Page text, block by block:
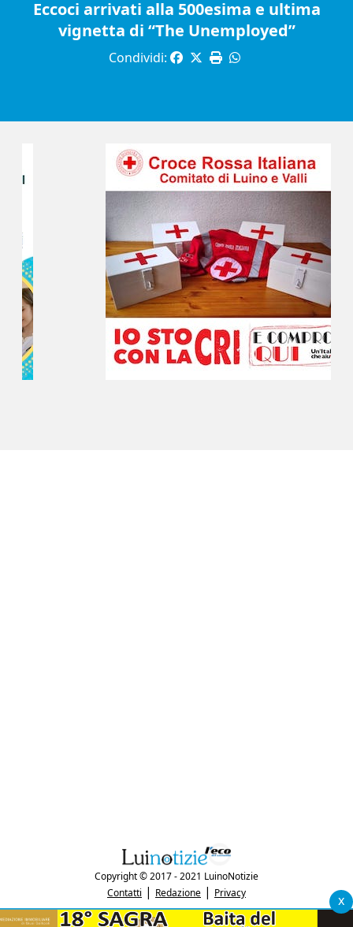
Eccoci arrivati alla 500esima e ultima
vignetta di “The Unemployed”
Condividi:
x
Copyright © 2017 - 2021 LuinoNotizie
Contatti | Redazione | Privacy
"Luinonotizie.it è una testata giornalistica iscritta al Registro Stampa del